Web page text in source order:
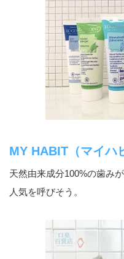
MY HABIT（マイハ
天然由来成分100%の歯み
人気を呼びそう。